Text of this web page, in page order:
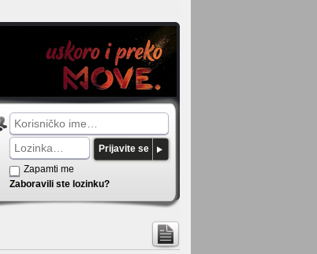
Prijavite se
Zapamti me
Zaboravili ste lozinku?